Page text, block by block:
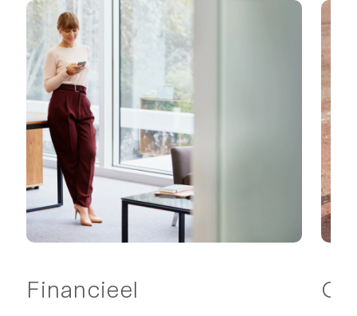
Financieel